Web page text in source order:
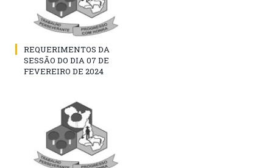
REQUERIMENTOS DA
SESSÃO DO DIA 07 DE
FEVEREIRO DE 2024